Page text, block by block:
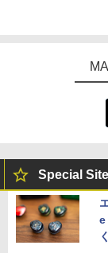
Special Site
e
く